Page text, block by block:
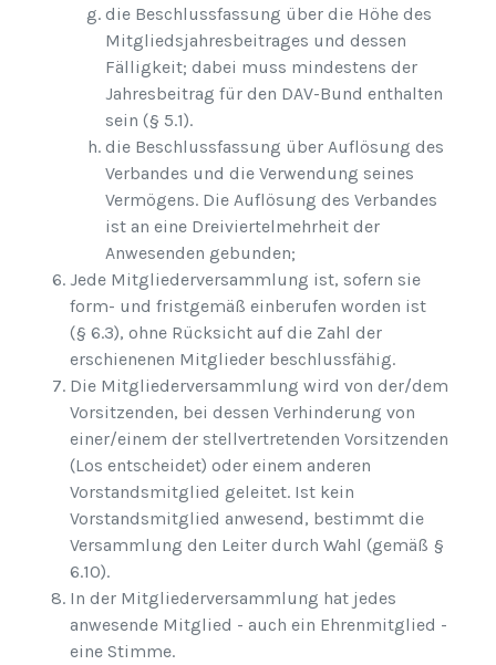
die Beschlussfassung über die Höhe des
Mitgliedsjahresbeitrages und dessen
Fälligkeit; dabei muss mindestens der
Jahresbeitrag für den DAV-Bund enthalten
sein (§ 5.1).
die Beschlussfassung über Auflösung des
Verbandes und die Verwendung seines
Vermögens. Die Auflösung des Verbandes
ist an eine Dreiviertelmehrheit der
Anwesenden gebunden;
Jede Mitgliederversammlung ist, sofern sie
form- und fristgemäß einberufen worden ist
(§ 6.3), ohne Rücksicht auf die Zahl der
erschienenen Mitglieder beschlussfähig.
Die Mitgliederversammlung wird von der/dem
Vorsitzenden, bei dessen Verhinderung von
einer/einem der stellvertretenden Vorsitzenden
(Los entscheidet) oder einem anderen
Vorstandsmitglied geleitet. Ist kein
Vorstandsmitglied anwesend, bestimmt die
Versammlung den Leiter durch Wahl (gemäß §
6.10).
In der Mitgliederversammlung hat jedes
anwesende Mitglied - auch ein Ehrenmitglied -
eine Stimme.